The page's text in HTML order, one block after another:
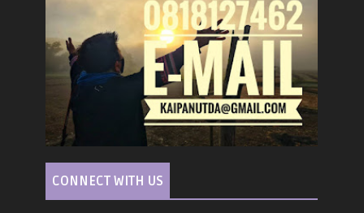
CONNECT WITH US